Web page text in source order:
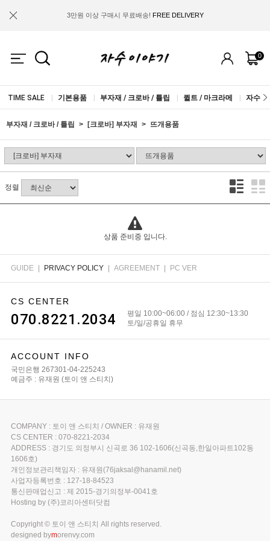
3만원 이상 구매시 무료배송! FREE DELIVERY
0
TIME SALE 기본용품 부자재 / 크로바 / 튤립 퀼트 / 마크라메 자수실
부자재 / 크로바 / 튤립 [크로바] 부자재 뜨개용품
정렬
상품 준비중 입니다.
GUIDE PRIVACY POLICY AGREEMENT PC VER
CS CENTER
070.8221.2034
평일 10:00~06:00 / 점심 12:30~13:30
토/일/공휴일 휴무
ACCOUNT INFO
국민은행 267301-04-225243
예금주 : 유재원 (토이 앤 스티치)
COMPANY : 토이 앤 스티치 / OWNER : 유재원
CS CENTER : 070-8221-2034
ADDRESS : 경기도 의정부시 신곡로 36 102-1606(신곡동,한일아파트102동
1606호)
개인정보관리책임자 : 유재원(76jaksal@hanamil.net)
사업자등록번호 : 127-18-84523
통신판매업신고 : 제 2015-경기의정부-0041호
Hosting by (주)코리아센터닷컴
Copyright © 토이 앤 스티치 All rights reserved.
designed bymorenvy.com